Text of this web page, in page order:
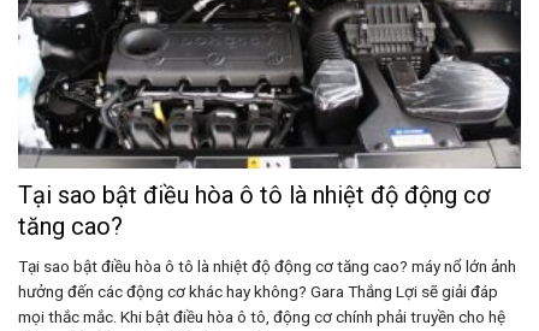
Tại sao bật điều hòa ô tô là nhiệt độ động cơ
tăng cao?
Tại sao bật điều hòa ô tô là nhiệt độ động cơ tăng cao? máy nổ lớn ảnh
hưởng đến các động cơ khác hay không? Gara Thắng Lợi sẽ giải đáp
mọi thắc mắc. Khi bật điều hòa ô tô, động cơ chính phải truyền cho hệ